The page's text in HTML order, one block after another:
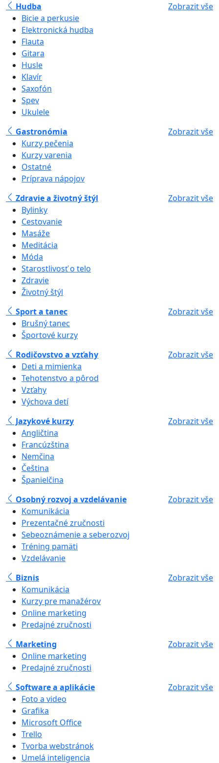
Hudba
Zobrazit vše
Bicie a perkusie
Elektronická hudba
Flauta
Gitara
Husle
Klavír
Saxofón
Spev
Ukulele
Gastronómia
Zobrazit vše
Kurzy pečenia
Kurzy varenia
Ostatné
Príprava nápojov
Zdravie a životný štýl
Zobrazit vše
Bylinky
Cestovanie
Masáže
Meditácia
Móda
Starostlivosť o telo
Zdravie
Životný štýl
Sport a tanec
Zobrazit vše
Brušný tanec
Športové kurzy
Rodičovstvo a vzťahy
Zobrazit vše
Deti a mimienka
Tehotenstvo a pôrod
Vzťahy
Výchova detí
Jazykové kurzy
Zobrazit vše
Angličtina
Francúzština
Nemčina
Čeština
Španielčina
Osobný rozvoj a vzdelávanie
Zobrazit vše
Komunikácia
Prezentačné zručnosti
Sebeoznámenie a seberozvoj
Tréning pamäti
Vzdelávanie
Biznis
Zobrazit vše
Komunikácia
Kurzy pre manažérov
Online marketing
Predajné zručnosti
Marketing
Zobrazit vše
Online marketing
Predajné zručnosti
Software a aplikácie
Zobrazit vše
Foto a video
Grafika
Microsoft Office
Trello
Tvorba webstránok
Umelá inteligencia